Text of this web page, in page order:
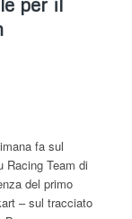
fa sul
Racing Team di
del primo
– sul tracciato